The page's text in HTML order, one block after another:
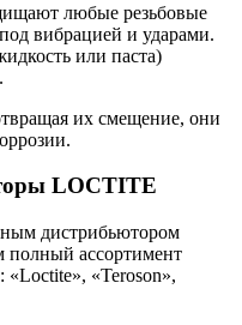
любые резьбовые
вибрацией и ударами.
или паста)
их смещение, они
LOCTITE
дистрибьютором
полный ассортимент
«Teroson»,